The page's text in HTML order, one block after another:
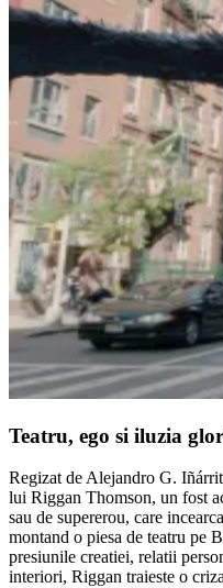
Teatru, ego si iluzia
Regizat de Alejandro G.
lui Riggan Thomson, un fost
sau de supererou, care
montand o piesa de teatru pe
presiunile creatiei, relatii
interiori, Riggan traieste o